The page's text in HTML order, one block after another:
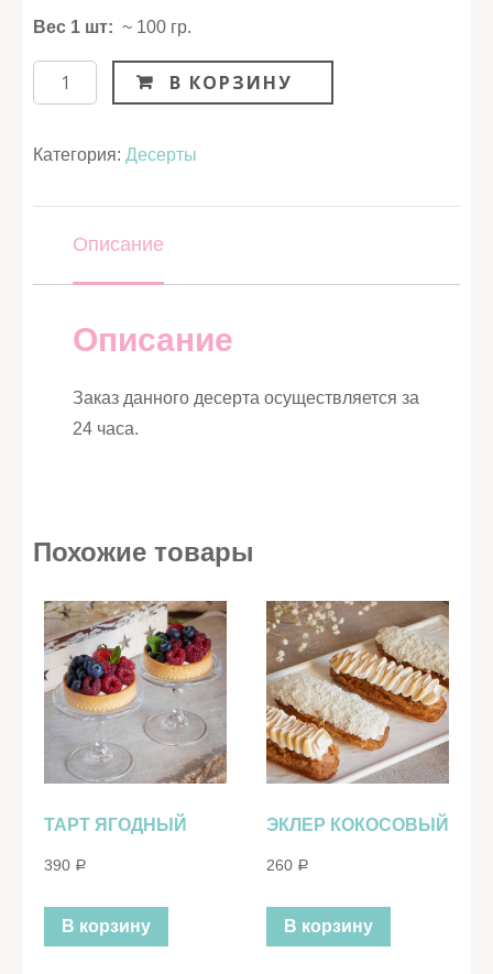
Вес 1 шт: ~ 100 гр.
Количество В КОРЗИНУ
Категория: Десерты
Описание
Описание
Заказ данного десерта осуществляется за
24 часа.
Похожие товары
ТАРТ ЯГОДНЫЙ
390 Р
В корзину
ЭКЛЕР КОКОСОВЫЙ
260 Р
В корзину